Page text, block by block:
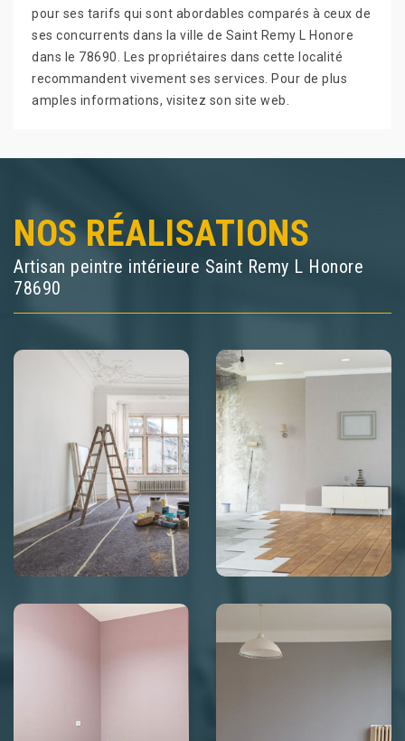
pour ses tarifs qui sont abordables comparés à ceux de
ses concurrents dans la ville de Saint Remy L Honore
dans le 78690. Les propriétaires dans cette localité
recommandent vivement ses services. Pour de plus
amples informations, visitez son site web.
NOS RÉALISATIONS
Artisan peintre intérieure Saint Remy L Honore
78690